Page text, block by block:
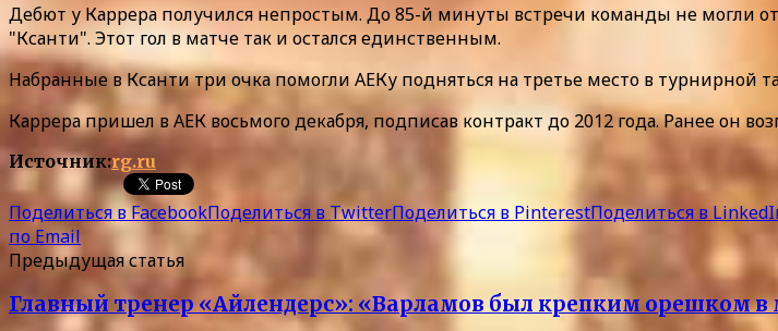
Дебют у Каррера получился непростым. До 85-й минуты встречи команды не могли
"Ксанти". Этот гол в матче так и остался единственным.
Набранные в Ксанти три очка помогли АЕКу подняться на третье место в турнирной
Каррера пришел в АЕК восьмого декабря, подписав контракт до 2012 года. Ранее он
Источник:rg.ru
Поделиться в FacebookПоделиться в TwitterПоделиться в PinterestПоделиться в
по Email
Предыдущая статья
Главный тренер «Айлендерс»: «Варламов был крепким орешком